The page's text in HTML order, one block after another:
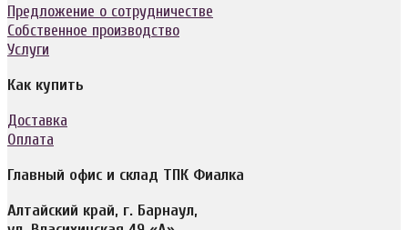
Предложение о сотрудничестве
Собственное производство
Услуги
Как купить
Доставка
Оплата
Главный офис и склад ТПК Фиалка
Алтайский край, г. Барнаул,